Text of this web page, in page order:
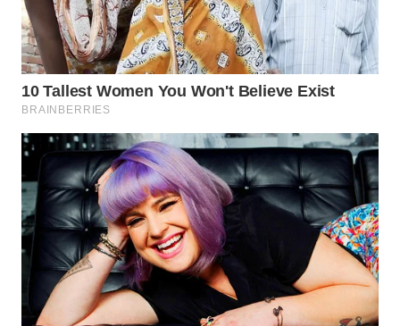
LABUHANBATU
WN
TENGAH
WN DELI
SERDANG
WN
TEBING
TINGGI
WN
PAKPAK